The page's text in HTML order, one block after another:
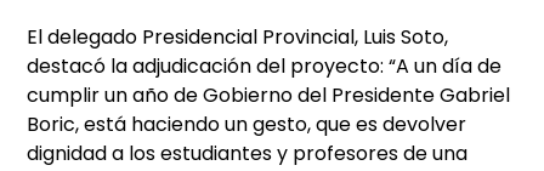
El delegado Presidencial Provincial, Luis Soto,
destacó la adjudicación del proyecto: “A un día de
cumplir un año de Gobierno del Presidente Gabriel
Boric, está haciendo un gesto, que es devolver
dignidad a los estudiantes y profesores de una